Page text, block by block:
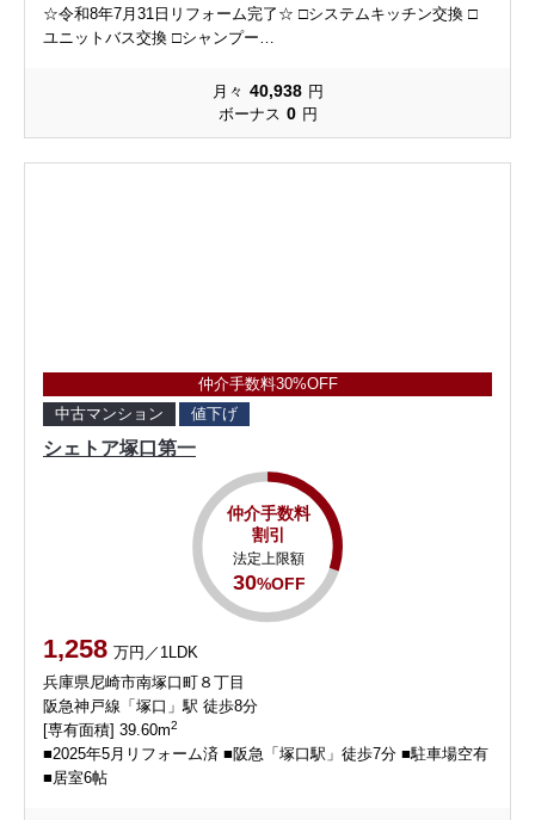
☆令和8年7月31日リフォーム完了☆ □システムキッチン交換 □
ユニットバス交換 □シャンプー…
月々 40,938 円
ボーナス 0 円
仲介手数料30%OFF
中古マンション
値下げ
シェトア塚口第一
仲介手数料
割引
法定上限額
30%OFF
1,258 万円／1LDK
兵庫県尼崎市南塚口町８丁目
阪急神戸線「塚口」駅 徒歩8分
[専有面積] 39.60m2
■2025年5月リフォーム済 ■阪急「塚口駅」徒歩7分 ■駐車場空有
■居室6帖